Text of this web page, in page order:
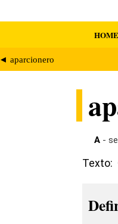
HOME
◄ aparcionero
A -
Texto: